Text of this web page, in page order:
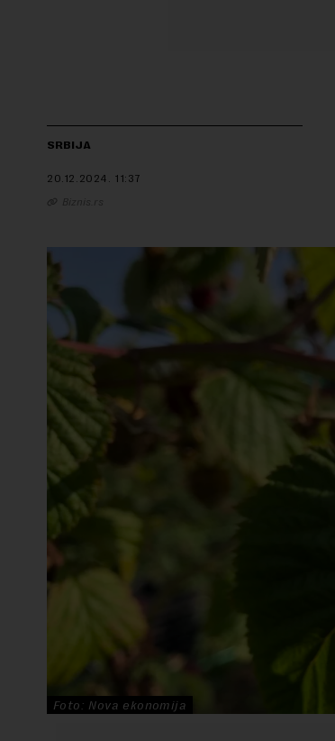
SRBIJA
20.12.2024. 11:37
Biznis.rs
Foto: Nova ekonomija